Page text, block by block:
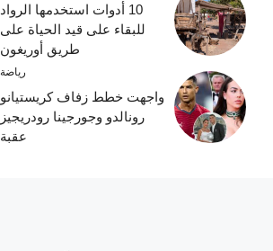
10 أدوات استخدمها الرواد
للبقاء على قيد الحياة على
طريق أوريغون
رياضة
واجهت خطط زفاف كريستيانو
رونالدو وجورجينا رودريجيز
عقبة